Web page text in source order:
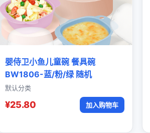
婴侍卫小鱼儿童碗 餐具碗
BW1806-蓝/粉/绿 随机
默认分类
¥25.80 加入购物车